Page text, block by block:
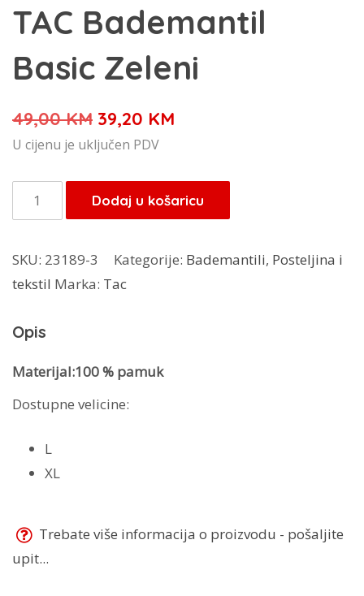
TAC Bademantil
Basic Zeleni
49,00KM Izvorna
cijena
je:
49,00 KM.
39,20 KM
39,20 KM.
U cijenu je uključen PDV
TAC
Bademantil
Zeleni
količina
Dodaj u košaricu
SKU: 23189-3 Kategorije: Bademantili, Posteljina i
tekstil Marka: Tac
Opis
Materijal:100 % pamuk
Dostupne velicine:
L
XL
Trebate više informacija o proizvodu - pošaljite
upit...